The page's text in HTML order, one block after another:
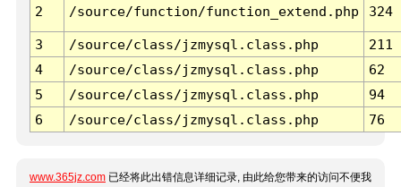
2 /source/function/function_extend.php 324
3 /source/class/jzmysql.class.php
211
4
/source/class/jzmysql.class.php
62
5
/source/class/jzmysql.class.php
94
6
/source/class/jzmysql.class.php 76
www.365jz.com 已经将此出错信息详细记录, 由此给您带来的访问不便我